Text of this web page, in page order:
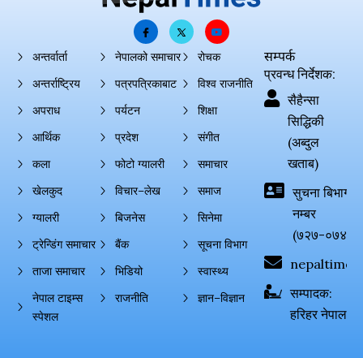
अन्तर्वार्ता
अन्तर्राष्ट्रिय
अपराध
आर्थिक
कला
खेलकुद
ग्यालरी
ट्रेन्डिंग समाचार
ताजा समाचार
नेपाल टाइम्स
स्पेशल
नेपालको समाचार
पत्रपत्रिकाबाट
पर्यटन
प्रदेश
फोटो ग्यालरी
विचार–लेख
बिजनेस
बैंक
भिडियो
राजनीति
रोचक
विश्व राजनीति
शिक्षा
संगीत
समाचार
समाज
सिनेमा
सूचना विभाग
स्वास्थ्य
ज्ञान–विज्ञान
सम्पर्क
प्रवन्ध निर्देशक:
सैहैन्सा
सिद्धिकी
(अब्दुल
खताब)
सुचना बिभाग
नम्बर
(७२७-०७४-
सम्पादक:
हरिहर नेपाल